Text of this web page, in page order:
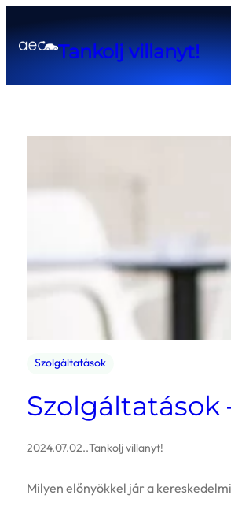
Tankolj villanyt!
Szolgáltatások
2024.07.02..Tankolj villanyt!
Milyen előnyökkel jár a